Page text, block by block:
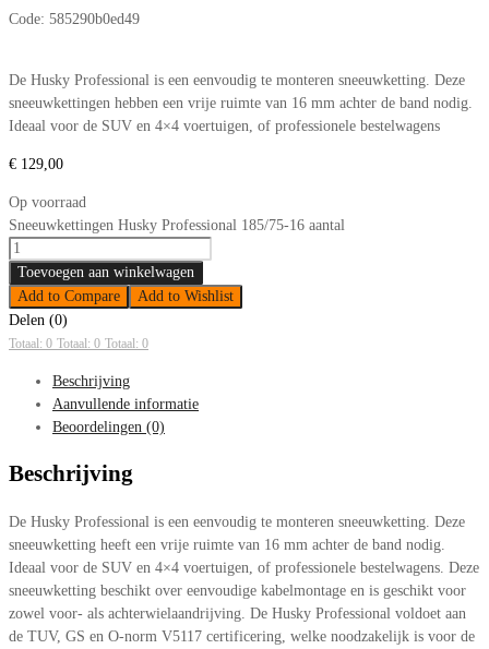
Code: 585290b0ed49
De Husky Professional is een eenvoudig te monteren sneeuwketting. Deze
sneeuwkettingen hebben een vrije ruimte van 16 mm achter de band nodig.
Ideaal voor de SUV en 4×4 voertuigen, of professionele bestelwagens
€ 129,00
Op voorraad
Sneeuwkettingen Husky Professional 185/75-16 aantal
Toevoegen aan winkelwagen
Add to Compare
Add to Wishlist
Delen (0)
Totaal: 0 Totaal: 0 Totaal: 0
Beschrijving
Aanvullende informatie
Beoordelingen (0)
Beschrijving
De Husky Professional is een eenvoudig te monteren sneeuwketting. Deze
sneeuwketting heeft een vrije ruimte van 16 mm achter de band nodig.
Ideaal voor de SUV en 4×4 voertuigen, of professionele bestelwagens. Deze
sneeuwketting beschikt over eenvoudige kabelmontage en is geschikt voor
zowel voor- als achterwielaandrijving. De Husky Professional voldoet aan
de TUV, GS en O-norm V5117 certificering, welke noodzakelijk is voor de